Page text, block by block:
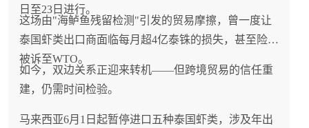
日至23日进行。
这场由"海鲈鱼残留检测"引发的贸易摩擦，曾一度让
泰国虾类出口商面临每月超4亿泰铢的损失，甚至险些
被诉至WTO。
如今，双边关系正迎来转机——但跨境贸易的信任重
建，仍需时间检验。
马来西亚6月1日起暂停进口五种泰国虾类，涉及年出